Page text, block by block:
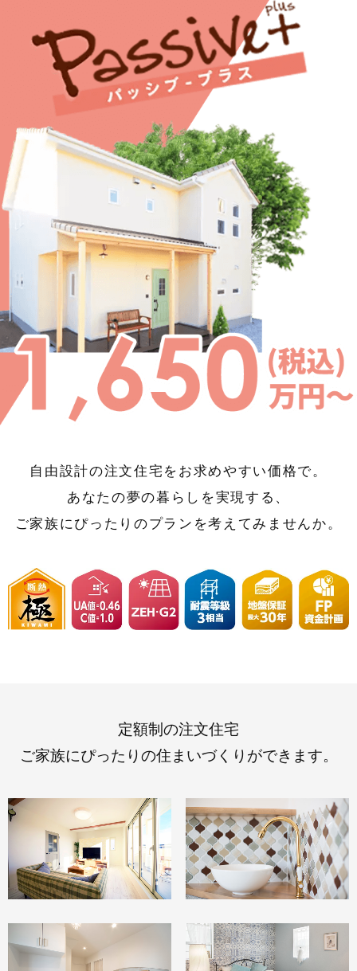
自由設計の注文住宅をお求めやすい価格で。
あなたの夢の暮らしを実現する、
ご家族にぴったりのプランを考えてみませんか。
定額制の注文住宅
ご家族にぴったりの住まいづくりができます。